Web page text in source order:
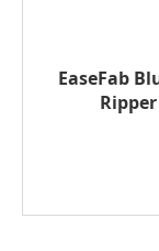
EaseFab
Ripper